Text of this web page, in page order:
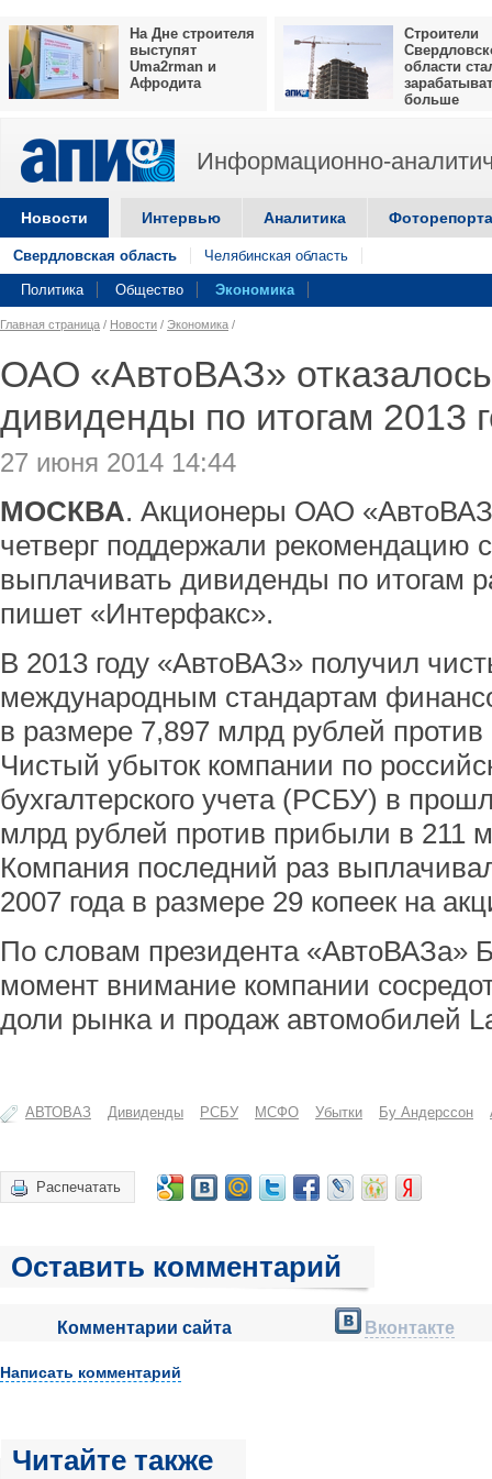
На Дне строителя
выступят
Uma2rman и
Афродита
Строители
области
больше
Информационно-
Новости Интервью Аналитика
Свердловская область Челябинская область
Политика Общество Экономика
Главная страница / Новости / Экономика /
ОАО «АвтоВАЗ»
дивиденды по итогам 2013
27 июня 2014 14:44
МОСКВА. Акционеры ОАО
четверг поддержали рекомендацию
выплачивать дивиденды по итогам
пишет «Интерфакс».
В 2013 году «АвтоВАЗ» получил
международным стандартам
в размере 7,897 млрд рублей
Чистый убыток компании по
бухгалтерского учета (РСБУ) в
млрд рублей против прибыли в 211
Компания последний раз
2007 года в размере 29 копеек на
По словам президента «АвтоВАЗа»
момент внимание компании
доли рынка и продаж автомобилей
АВТОВАЗ Дивиденды РСБУ МСФО Убытки Бу Андерссон
Распечатать
Оставить комментарий
Комментарии сайта Вконтакте
Написать комментарий
Читайте также